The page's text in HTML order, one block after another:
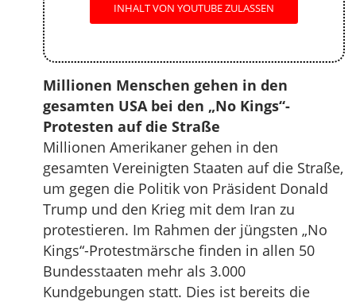
INHALT VON YOUTUBE ZULASSEN
Millionen Menschen gehen in den
gesamten USA bei den „No Kings“-
Protesten auf die Straße
Millionen Amerikaner gehen in den
gesamten Vereinigten Staaten auf die Straße,
um gegen die Politik von Präsident Donald
Trump und den Krieg mit dem Iran zu
protestieren. Im Rahmen der jüngsten „No
Kings“-Protestmärsche finden in allen 50
Bundesstaaten mehr als 3.000
Kundgebungen statt. Dies ist bereits die